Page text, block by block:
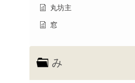
丸坊主
窓
み